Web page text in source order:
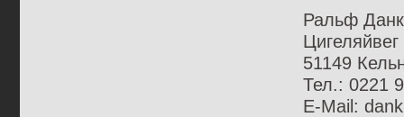
Ральф Данк
Цигеляйвег
51149
Тел.: 0221
E-Mail: